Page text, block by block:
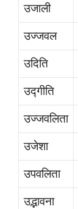
उजाली
उज्जवल
उदिति
उद्गीति
उज्जवलिता
उजेशा
उपवलिता
उद्भावना